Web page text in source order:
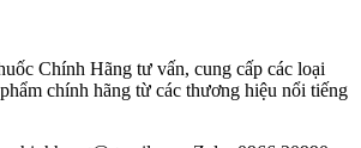
Chính Hãng tư vấn, cung cấp các loại
chính hãng từ các thương hiệu nổi tiếng